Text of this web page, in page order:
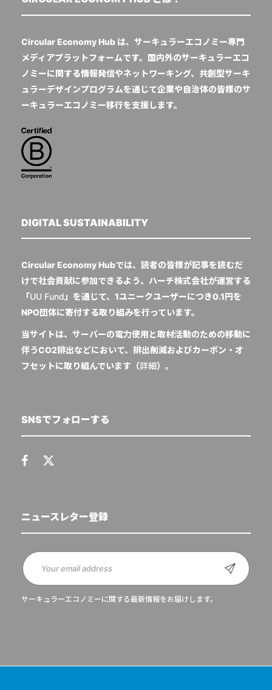
Circular Economy Hub は、サーキュラーエコノミー専門
メディアプラットフォームです。国内外のサーキュラーエコ
ノミーに関する情報発信やネットワーキング、共創型サーキ
ュラーデザインプログラムを通じて企業や自治体の皆様のサ
ーキュラーエコノミー移行を支援します。
DIGITAL SUSTAINABILITY
Circular Economy Hubでは、読者の皆様が記事を読むだ
けで社会貢献に参加できるよう、ハーチ株式会社が運営する
「UU Fund 」を通じて、1ユニークユーザーにつき0.1円を
NPO団体に寄付する取り組みを行っています。
当サイトは、サーバーの電力使用と取材活動のための移動に
伴うCO2排出などにおいて、排出削減およびカーボン・オ
フセットに取り組んでいます（詳細）。
SNSでフォローする
ニュースレター登録
サーキュラーエコノミーに関する最新情報をお届けします。